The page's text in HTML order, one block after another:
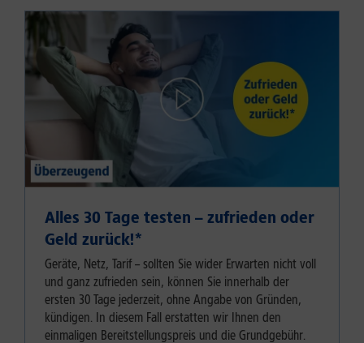
Alles 30 Tage testen – zufrieden oder
Geld zurück!⁠*
Geräte, Netz, Tarif – sollten Sie wider Erwarten nicht voll
und ganz zufrieden sein, können Sie innerhalb der
ersten 30 Tage jederzeit, ohne Angabe von Gründen,
kündigen. In diesem Fall erstatten wir Ihnen den
einmaligen Bereitstellungspreis und die Grundgebühr.